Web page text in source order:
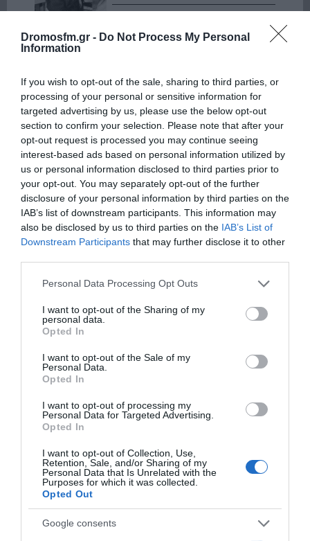
Dromosfm.gr - Do Not Process My Personal
Information
If you wish to opt-out of the sale, sharing to third parties, or
processing of your personal or sensitive information for
targeted advertising by us, please use the below opt-out
section to confirm your selection. Please note that after your
opt-out request is processed you may continue seeing
interest-based ads based on personal information utilized by
us or personal information disclosed to third parties prior to
your opt-out. You may separately opt-out of the further
disclosure of your personal information by third parties on the
IAB’s list of downstream participants. This information may
also be disclosed by us to third parties on the IAB’s List of
Downstream Participants that may further disclose it to other
Please note that this website/app uses one or more Google
not limited to your visit or usage behaviour. You may click to
grant or deny consent to Google and its third-party tags to
use your data for below specified purposes in below Google
consent section.
Personal Data Processing Opt Outs
I want to opt-out of the Sharing of my
personal data.
Opted In
I want to opt-out of the Sale of my
Personal Data.
Opted In
I want to opt-out of processing my
Personal Data for Targeted Advertising.
Opted In
I want to opt-out of Collection, Use,
Retention, Sale, and/or Sharing of my
Personal Data that Is Unrelated with the
Purposes for which it was collected.
Opted Out
Google consents
Σπυριδωνίδης: Η throwback
Πέθανε η δημοσιογράφος και πρώην
σύζυγος του Βασίλη Χιώτη, Χριστίνα
Πιτουρά
Διαβάστε ολόκληρο το άρθρο...
Στεφανίδου: «Κόβει» την ανάσα με το
σώμα της - Οι πόζες με μαγιό
Διαβάστε ολόκληρο το άρθρο...
της «Θα μου λείπεις πάντα και για